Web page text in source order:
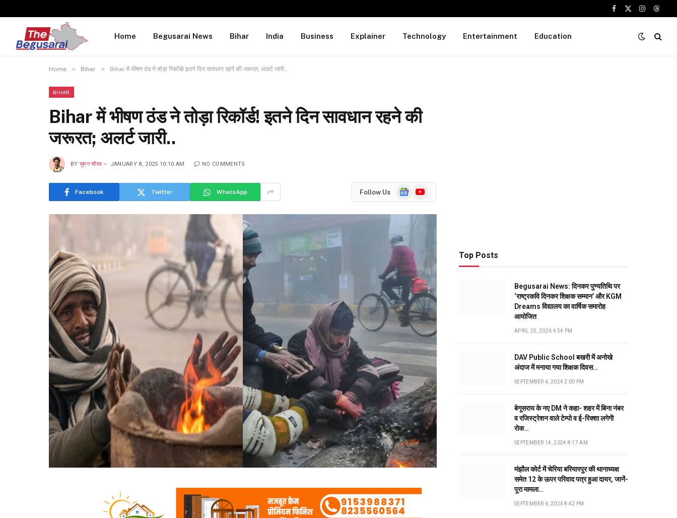
Facebook
X
Instagram
Home Begusarai News Bihar India Business Explainer Technology Entertainment Education
Home » Bihar » Bihar में भीषण ठंड ने तोड़ा रिकॉर्ड! इतने दिन सावधान रहने की जरूरत; अलर्ट जारी..
BIHAR
Bihar में भीषण ठंड ने तोड़ा रिकॉर्ड! इतने दिन सावधान रहने की
जरूरत; अलर्ट जारी..
BY सुमन सौरब JANUARY 8, 2025 10:10 AM NO COMMENTS
Facebook Twitter WhatsApp Follow Us
GoogleYouTube
Top Posts
Begusarai News: दिनकर पुण्यतिथि पर
‘राष्ट्रकवि दिनकर शिक्षक सम्मान’ और KGM
Dreams विद्यालय का वार्षिक समारोह
आयोजित
APRIL 25, 2026 4:54 PM
DAV Public School बखरी में अनोखे
अंदाज में मनाया गया शिक्षक दिवस…
SEPTEMBER 6, 2024 2:00 PM
बेगूसराय के नए DM ने कहा- शहर में बिना नंबर
व रजिस्ट्रेशन वाले टेम्पो व ई-रिक्शा लगेगी
रोक…
SEPTEMBER 14, 2024 8:17 AM
मंझौल कोर्ट में चेरिया बरियारपुर की थानाध्यक्ष
समेत 12 के ऊपर परिवाद पत्र हुआ दायर, जानें-
पूरा मामला…
SEPTEMBER 6, 2024 8:42 PM